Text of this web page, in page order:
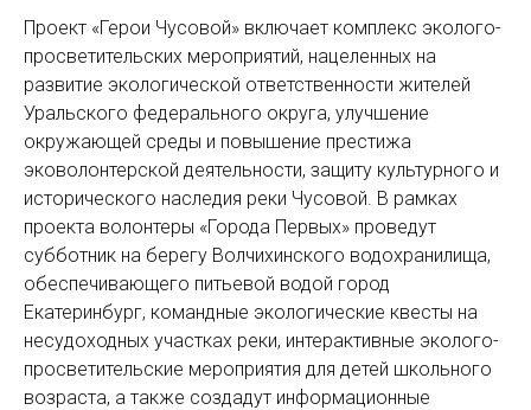
Проект «Герои Чусовой» включает комплекс эколого-
просветительских мероприятий, нацеленных на
развитие экологической ответственности жителей
Уральского федерального округа, улучшение
окружающей среды и повышение престижа
эковолонтерской деятельности, защиту культурного и
исторического наследия реки Чусовой. В рамках
проекта волонтеры «Города Первых» проведут
субботник на берегу Волчихинского водохранилища,
обеспечивающего питьевой водой город
Екатеринбург, командные экологические квесты на
несудоходных участках реки, интерактивные эколого-
просветительские мероприятия для детей школьного
возраста, а также создадут информационные